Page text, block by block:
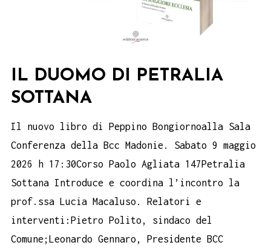
IL DUOMO DI PETRALIA
SOTTANA
Il nuovo libro di Peppino Bongiornoalla Sala
Conferenza della Bcc Madonie. Sabato 9 maggio
2026 h 17:30Corso Paolo Agliata 147Petralia
Sottana Introduce e coordina l’incontro la
prof.ssa Lucia Macaluso. Relatori e
interventi:Pietro Polito, sindaco del
Comune;Leonardo Gennaro, Presidente BCC